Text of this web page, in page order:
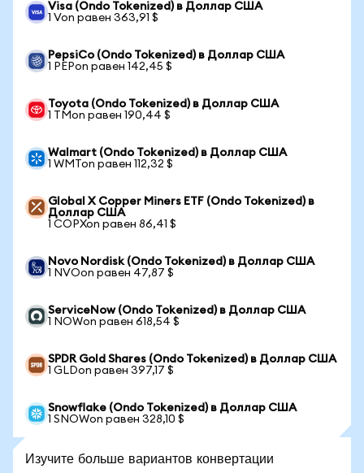
Visa (Ondo Tokenized) в Доллар США
1 Von равен 363,91 $
PepsiCo (Ondo Tokenized) в Доллар США
1 PEPon равен 142,45 $
Toyota (Ondo Tokenized) в Доллар США
1 TMon равен 190,44 $
Walmart (Ondo Tokenized) в Доллар США
1 WMTon равен 112,32 $
Global X Copper Miners ETF (Ondo Tokenized) в
Доллар США
1 COPXon равен 86,41 $
Novo Nordisk (Ondo Tokenized) в Доллар США
1 NVOon равен 47,87 $
ServiceNow (Ondo Tokenized) в Доллар США
1 NOWon равен 618,54 $
SPDR Gold Shares (Ondo Tokenized) в Доллар США
1 GLDon равен 397,17 $
Snowflake (Ondo Tokenized) в Доллар США
1 SNOWon равен 328,10 $
Изучите больше вариантов конвертации